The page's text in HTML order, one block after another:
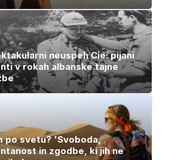
neuspeh Cie: pijani
v rokah albanske tajne
po svetu? 'Svoboda,
in zgodbe, ki jih ne